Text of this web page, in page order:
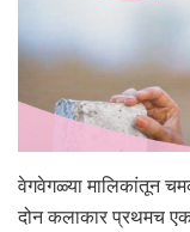
वेगवेगळ्या मालिकांतून
दोन कलाकार प्रथमच